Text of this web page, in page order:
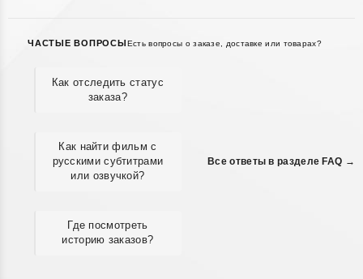
ЧАСТЫЕ ВОПРОСЫ Есть вопросы о заказе, доставке или товарах?
Как отследить статус
заказа?
Как найти фильм с
русскими субтитрами
или озвучкой?
Где посмотреть
историю заказов?
Все ответы в разделе FAQ →